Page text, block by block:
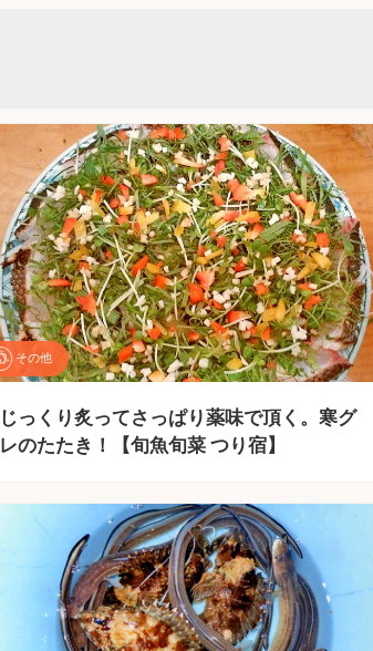
その他
じっくり炙ってさっぱり薬味で頂く。寒グ
レのたたき！【旬魚旬菜 つり宿】